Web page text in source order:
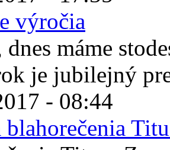
výročia
máme
je jubilejný
- 08:44